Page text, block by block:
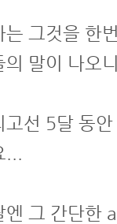
는 그것을 한
의 말이 나오
고선 5달 동
엔 그 간단한